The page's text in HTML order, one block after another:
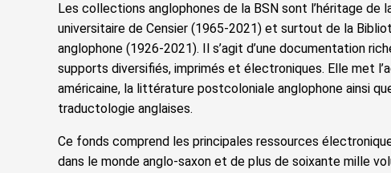
Les collections anglophones de la BSN sont l’héritage de
universitaire de Censier (1965-2021) et surtout de la
anglophone (1926-2021). Il s’agit d’une documentation
supports diversifiés, imprimés et électroniques. Elle met
américaine, la littérature postcoloniale anglophone ainsi
traductologie anglaises.
Ce fonds comprend les principales ressources
dans le monde anglo-saxon et de plus de soixante mille